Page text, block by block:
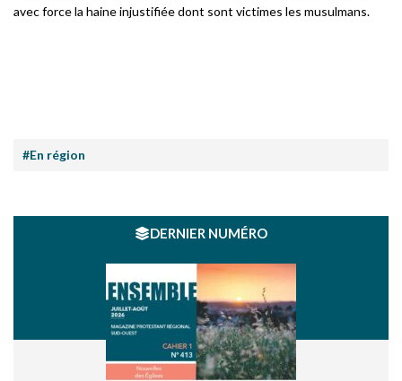
avec force la haine injustifiée dont sont victimes les musulmans.
#En région
DERNIER NUMÉRO